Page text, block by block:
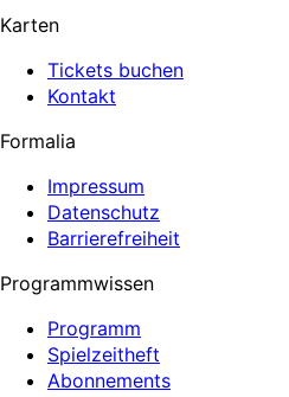
Karten
Tickets buchen
Kontakt
Formalia
Impressum
Datenschutz
Barrierefreiheit
Programmwissen
Programm
Spielzeitheft
Abonnements